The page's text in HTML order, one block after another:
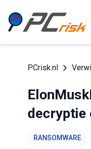
PCrisk.nl
decryptie
RANSOMWARE